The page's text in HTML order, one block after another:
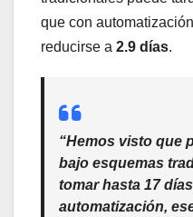
que con
reducirse a 2.9 días.
“Hemos visto que
bajo esquemas
tomar hasta 17
automatización,